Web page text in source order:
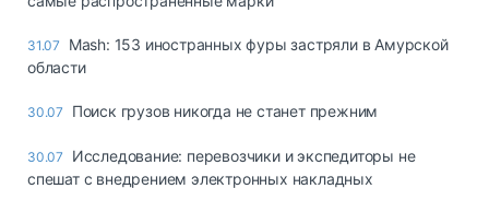
31.07
Mash: 153 иностранных фуры застряли в Амурской
области
30.07 Поиск грузов никогда не станет прежним
30.07
Исследование: перевозчики и экспедиторы не
спешат с внедрением электронных накладных